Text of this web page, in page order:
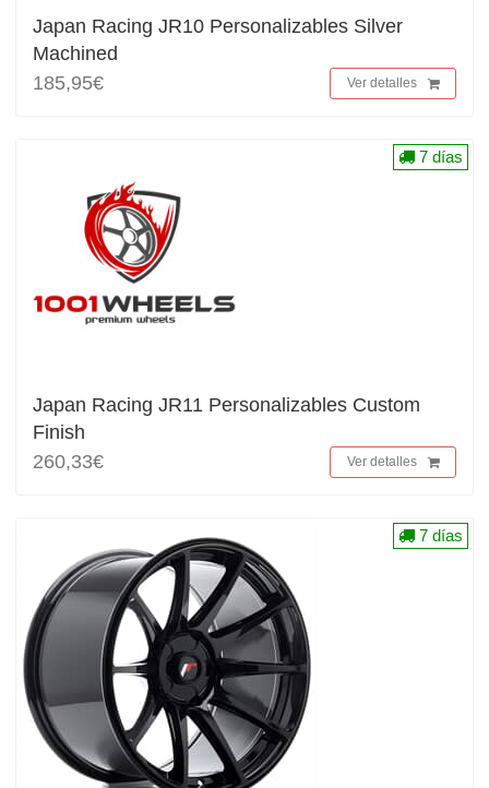
Japan Racing JR10 Personalizables Silver
Machined
185,95€
Ver detalles
Japan Racing JR11 Personalizables Custom
Finish
260,33€
Ver detalles
7 días
7 días